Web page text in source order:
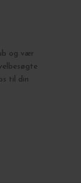
og vær
til din